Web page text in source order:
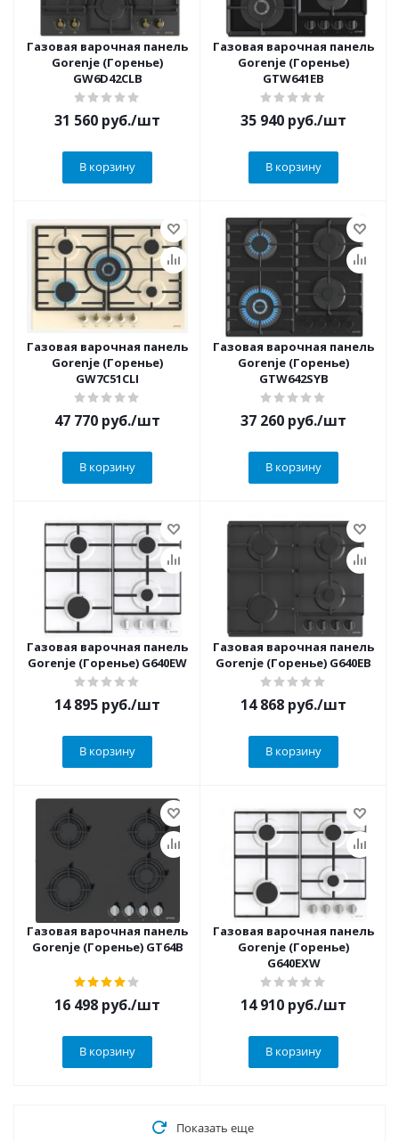
Газовая варочная панель
Gorenje (Горенье)
GW6D42CLB
31 560 руб./шт
В корзину
Газовая варочная панель
Gorenje (Горенье)
GTW641EB
35 940 руб./шт
В корзину
Газовая варочная панель
Gorenje (Горенье)
GW7C51CLI
47 770 руб./шт
В корзину
Газовая варочная панель
Gorenje (Горенье)
GTW642SYB
37 260 руб./шт
В корзину
Газовая варочная панель
Gorenje (Горенье) G640EW
14 895 руб./шт
В корзину
Газовая варочная панель
Gorenje (Горенье) G640EB
14 868 руб./шт
В корзину
Газовая варочная панель
Gorenje (Горенье) GT64B
16 498 руб./шт
В корзину
Газовая варочная панель
Gorenje (Горенье)
G640EXW
14 910 руб./шт
В корзину
Показать еще